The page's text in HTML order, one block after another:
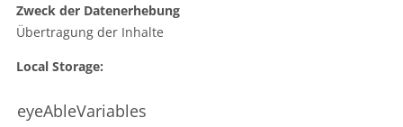
Zweck der Datenerhebung
Übertragung der Inhalte
Local Storage:
eyeAbleVariables